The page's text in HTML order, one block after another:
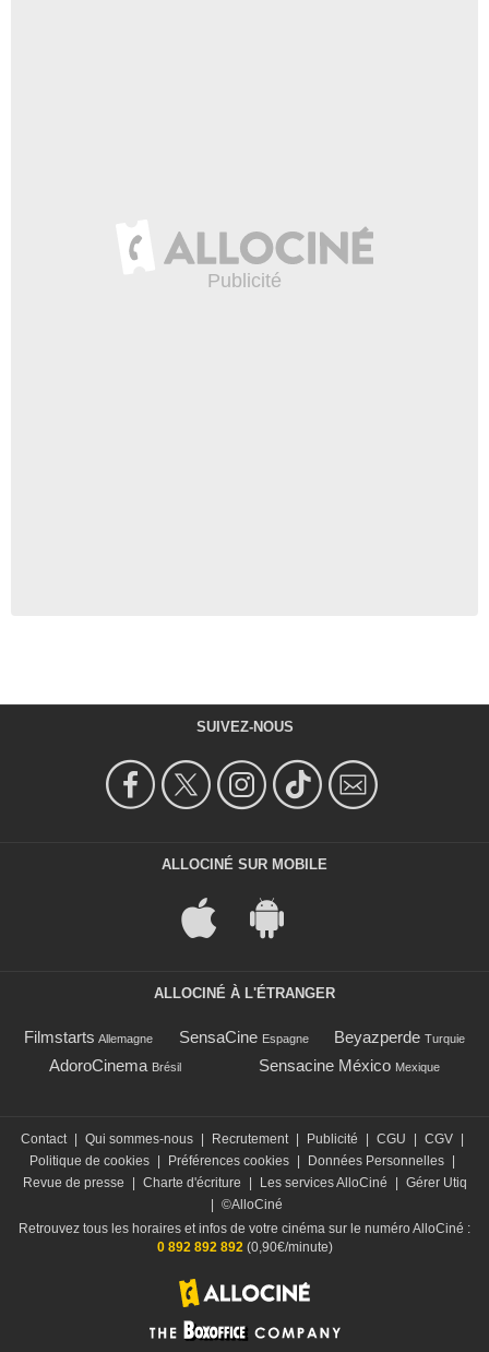
SUIVEZ-NOUS
ALLOCINÉ SUR MOBILE
ALLOCINÉ À L'ÉTRANGER
Filmstarts Allemagne SensaCine Espagne Beyazperde Turquie
AdoroCinema Brésil Sensacine México Mexique
Contact Qui sommes-nous Recrutement Publicité CGU CGV
Politique de cookies
Préférences cookies Données Personnelles
Revue de presse
Charte d'écriture Les services AlloCiné
Gérer Utiq
©AlloCiné
Retrouvez tous les horaires et infos de votre cinéma sur le numéro AlloCiné :
0 892 892 892(0,90€/minute)